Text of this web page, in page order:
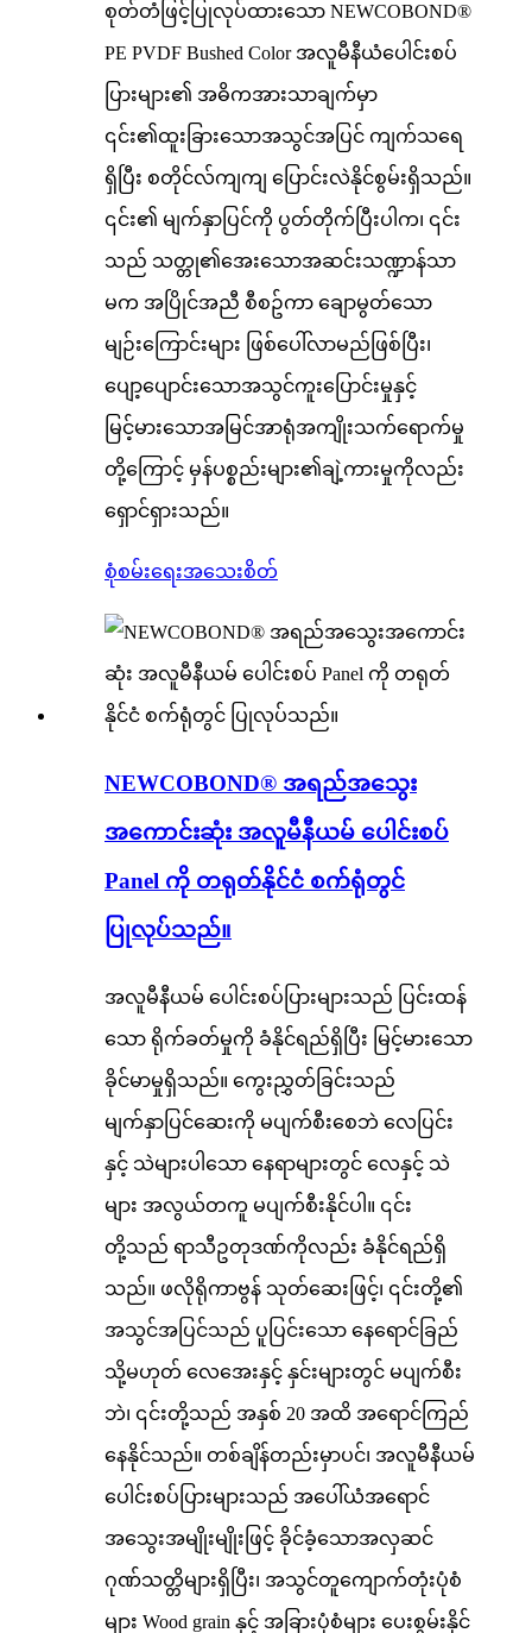
စုတ်တံဖြင့်ပြုလုပ်ထားသော NEWCOBOND®
PE PVDF Bushed Color အလူမီနီယံပေါင်းစပ်
ပြားများ၏ အဓိကအားသာချက်မှာ
၎င်း၏ထူးခြားသောအသွင်အပြင် ကျက်သရေ
ရှိပြီး စတိုင်လ်ကျကျ ပြောင်းလဲနိုင်စွမ်းရှိသည်။
၎င်း၏ မျက်နှာပြင်ကို ပွတ်တိုက်ပြီးပါက၊ ၎င်း
သည် သတ္တု၏အေးသောအဆင်းသဏ္ဍာန်သာ
မက အပြိုင်အညီ စီစဥ်ကာ ချောမွတ်သော
မျဉ်းကြောင်းများ ဖြစ်ပေါ်လာမည်ဖြစ်ပြီး၊
ပျော့ပျောင်းသောအသွင်ကူးပြောင်းမှုနှင့်
မြင့်မားသောအမြင်အာရုံအကျိုးသက်ရောက်မှု
တို့ကြောင့် မှန်ပစ္စည်းများ၏ချဲ့ကားမှုကိုလည်း
ရှောင်ရှားသည်။
စုံစမ်းရေးအသေးစိတ်
NEWCOBOND® အရည်အသွေး
အကောင်းဆုံး အလူမီနီယမ် ပေါင်းစပ်
Panel ကို တရုတ်နိုင်ငံ စက်ရုံတွင်
ပြုလုပ်သည်။
အလူမီနီယမ် ပေါင်းစပ်ပြားများသည် ပြင်းထန်
သော ရိုက်ခတ်မှုကို ခံနိုင်ရည်ရှိပြီး မြင့်မားသော
ခိုင်မာမှုရှိသည်။ ကွေးညွှတ်ခြင်းသည်
မျက်နှာပြင်ဆေးကို မပျက်စီးစေဘဲ လေပြင်း
နှင့် သဲများပါသော နေရာများတွင် လေနှင့် သဲ
များ အလွယ်တကူ မပျက်စီးနိုင်ပါ။ ၎င်း
တို့သည် ရာသီဥတုဒဏ်ကိုလည်း ခံနိုင်ရည်ရှိ
သည်။ ဖလိုရိုကာဗွန် သုတ်ဆေးဖြင့်၊ ၎င်းတို့၏
အသွင်အပြင်သည် ပူပြင်းသော နေရောင်ခြည်
သို့မဟုတ် လေအေးနှင့် နှင်းများတွင် မပျက်စီး
ဘဲ၊ ၎င်းတို့သည် အနှစ် 20 အထိ အရောင်ကြည်
နေနိုင်သည်။ တစ်ချိန်တည်းမှာပင်၊ အလူမီနီယမ်
ပေါင်းစပ်ပြားများသည် အပေါ်ယံအရောင်
အသွေးအမျိုးမျိုးဖြင့် ခိုင်ခံ့သောအလှဆင်
ဂုဏ်သတ္တိများရှိပြီး၊ အသွင်တူကျောက်တုံးပုံစံ
များ Wood grain နှင့် အခြားပုံစံများ ပေးစွမ်းနိုင်